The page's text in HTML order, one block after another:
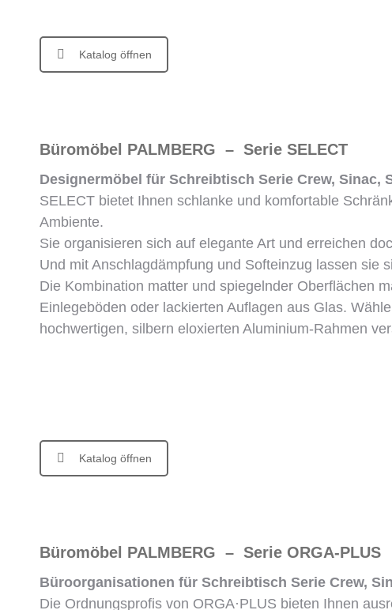
Katalog öffnen
Büromöbel PALMBERG – Serie SELECT
Designermöbel für Schreibtisch Serie Crew, Sinac,
SELECT bietet Ihnen schlanke und komfortable
Ambiente.
Sie organisieren sich auf elegante Art und erreichen
Und mit Anschlagdämpfung und Softeinzug lassen sie
Die Kombination matter und spiegelnder Oberflächen
Einlegeböden oder lackierten Auflagen aus Glas.
hochwertigen, silbern eloxierten Aluminium-Rahmen
Katalog öffnen
Büromöbel PALMBERG – Serie ORGA-PLUS
Büroorganisationen für Schreibtisch Serie Crew,
Die Ordnungsprofis von ORGA·PLUS bieten Ihnen